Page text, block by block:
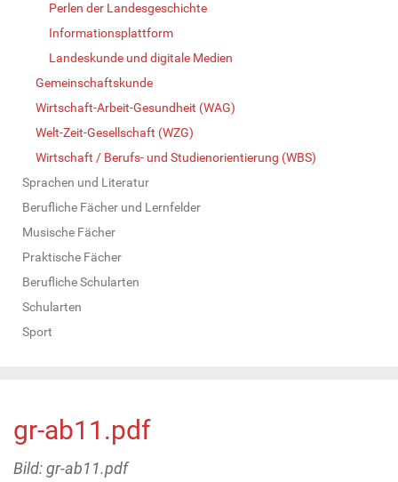
Perlen der Landesgeschichte
Informationsplattform
Landeskunde und digitale Medien
Gemeinschaftskunde
Wirtschaft-Arbeit-Gesundheit (WAG)
Welt-Zeit-Gesellschaft (WZG)
Wirtschaft / Berufs- und Studienorientierung (WBS)
Sprachen und Literatur
Berufliche Fächer und Lernfelder
Musische Fächer
Praktische Fächer
Berufliche Schularten
Schularten
Sport
gr-ab11.pdf
Bild: gr-ab11.pdf